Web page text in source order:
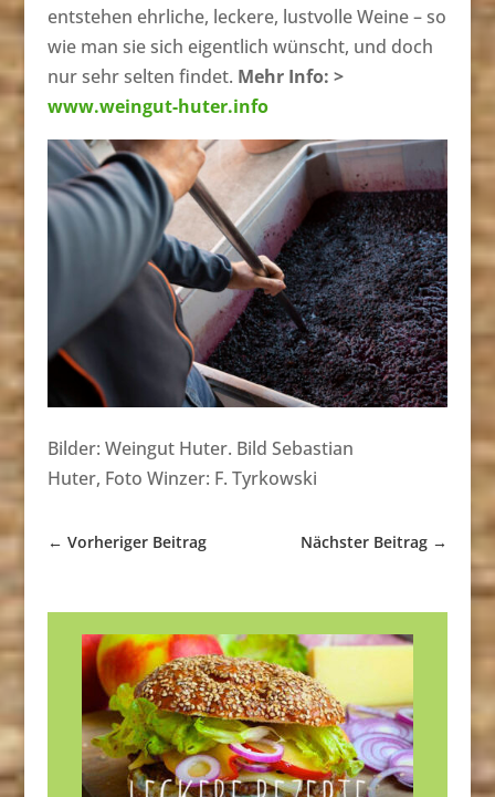
entstehen ehrliche, leckere, lustvolle Weine – so
wie man sie sich eigentlich wünscht, und doch
nur sehr selten findet. Mehr Info: >
www.weingut-huter.info
Bilder: Weingut Huter. Bild Sebastian
Huter, Foto Winzer: F. Tyrkowski
← Vorheriger Beitrag Nächster Beitrag →